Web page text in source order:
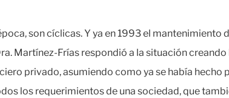
son cíclicas. Y ya en 1993 el mantenimiento
Martínez-Frías respondió a la situación creando
privado, asumiendo como ya se había hecho
los requerimientos de una sociedad, que